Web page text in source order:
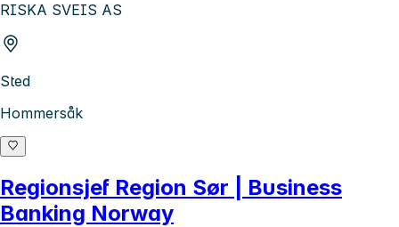
RISKA SVEIS AS
Sted
Hommersåk
Regionsjef Region Sør | Business
Banking Norway